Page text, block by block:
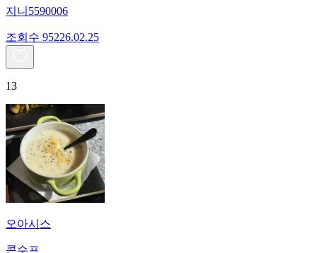
지니5590006
조회수 95226.02.25
13
오아시스
콘수프